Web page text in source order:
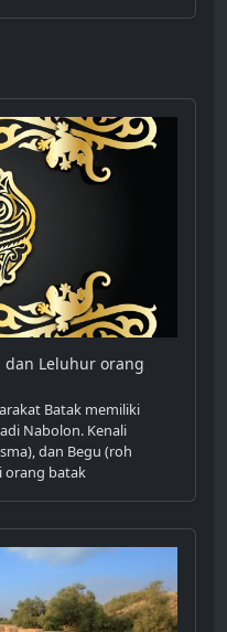
dan Leluhur orang
Batak memiliki
Nabolon. Kenali
dan Begu (roh
orang batak